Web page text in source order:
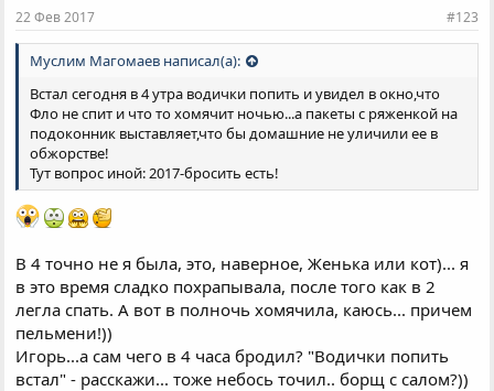
:
22 Фев 2017 #123
Муслим Магомаев написал(а):
Встал сегодня в 4 утра водички попить и увидел в окно,что
Фло не спит и что то хомячит ночью...а пакеты с ряженкой на
подоконник выставляет,что бы домашние не уличили ее в
обжорстве!
Тут вопрос иной: 2017-бросить есть!
В 4 точно не я была, это, наверное, Женька или кот)... я
в это время сладко похрапывала, после того как в 2
легла спать. А вот в полночь хомячила, каюсь... причем
пельмени!))
Игорь...а сам чего в 4 часа бродил? "Водички попить
встал" - расскажи... тоже небось точил.. борщ с салом?))